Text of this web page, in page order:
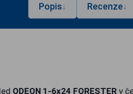
Popis↓ Recenze↓
ODEON 1-6x24 FORESTERv